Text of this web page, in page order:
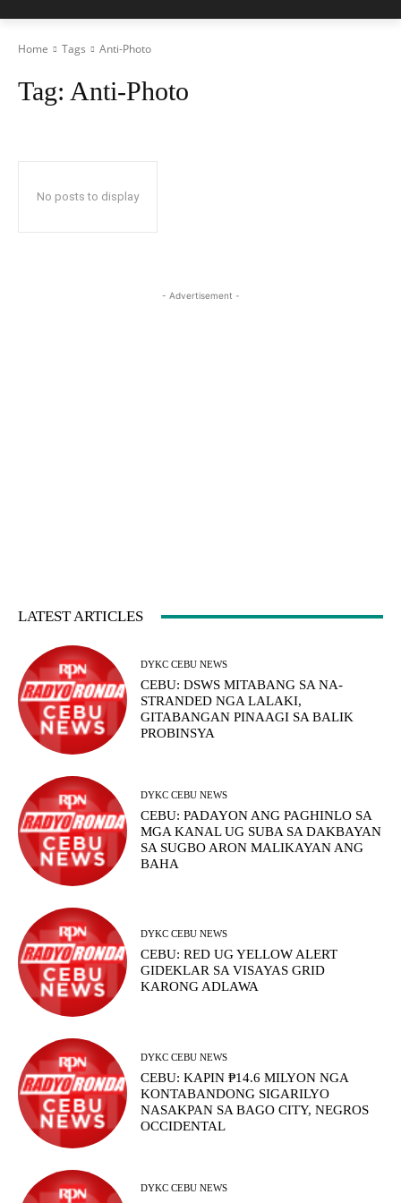
Home Tags Anti-Photo
Tag: Anti-Photo
No posts to display
- Advertisement -
LATEST ARTICLES
DYKC CEBU NEWS
CEBU: DSWS MITABANG SA NA-
STRANDED NGA LALAKI,
GITABANGAN PINAAGI SA BALIK
PROBINSYA
DYKC CEBU NEWS
CEBU: PADAYON ANG PAGHINLO SA
MGA KANAL UG SUBA SA DAKBAYAN
SA SUGBO ARON MALIKAYAN ANG
BAHA
DYKC CEBU NEWS
CEBU: RED UG YELLOW ALERT
GIDEKLAR SA VISAYAS GRID
KARONG ADLAWA
DYKC CEBU NEWS
CEBU: KAPIN ₱14.6 MILYON NGA
KONTABANDONG SIGARILYO
NASAKPAN SA BAGO CITY, NEGROS
OCCIDENTAL
DYKC CEBU NEWS